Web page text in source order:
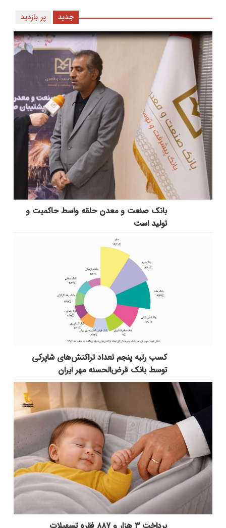
پر بازدید جدید
بانك صنعت و معدن حلقه واسط حاكمیت و
تولید است
کسب رتبه پنجم تعداد تراکنش‌های شاپرکی
توسط بانک قرض‌الحسنه مهر ایران